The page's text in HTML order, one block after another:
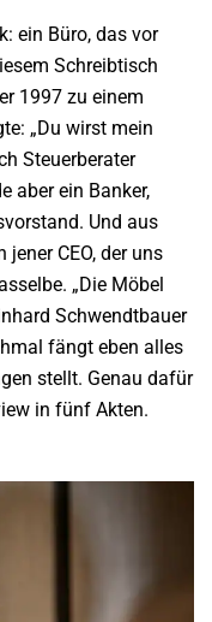
ein Büro, das vor
Schreibtisch
1997 zu einem
„Du wirst mein
Steuerberater
aber ein Banker,
Und aus
CEO, der uns
„Die Möbel
Schwendtbauer
fängt eben alles
stellt. Genau dafür
in fünf Akten.